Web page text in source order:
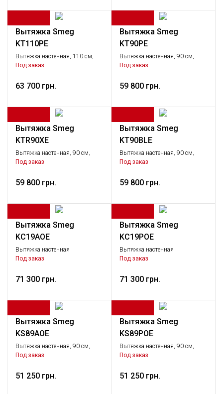
Вытяжка Smeg
KT110PE
Вытяжка настенная, 110 см,
кремовая
Под заказ
63 700 грн.
Вытяжка Smeg
KT90PE
Вытяжка настенная, 90 см,
кремовая
Под заказ
59 800 грн.
Вытяжка Smeg
KTR90XE
Вытяжка настенная, 90 см,
нержавеющая сталь матовая
Под заказ
59 800 грн.
Вытяжка Smeg
KT90BLE
Вытяжка настенная, 90 см,
черная
Под заказ
59 800 грн.
Вытяжка Smeg
KC19AOE
Вытяжка настенная
декоративная, 89,5 см,
Под заказ
71 300 грн.
Вытяжка Smeg
KC19POE
Вытяжка настенная
декоративная, 89,5 см,
Под заказ
71 300 грн.
Вытяжка Smeg
KS89AOE
Вытяжка настенная, 90 см,
антрацит, фурнитура латунная
Под заказ
51 250 грн.
Вытяжка Smeg
KS89POE
Вытяжка настенная, 90 см,
кремовый, фурнитура
Под заказ
51 250 грн.